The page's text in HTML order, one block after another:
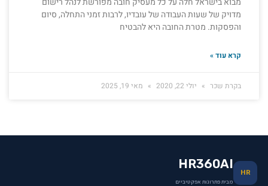
מדויק של שעות העבודה של עובדיו, לרבות זמני התחלה, סיום
והפסקות. מטרת החובה היא להבטיח
קרא עוד »
בקרת שכר יולי 22, 2020 מאי 19, 2025
HR
HR360AI
מבית פתרונות אפקטיביים